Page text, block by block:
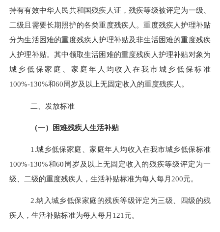
持有有效中华人民共和国残疾人证，残疾等级被评定为一级、
二级且需要长期照护的各类重度残疾人。重度残疾人护理补贴
分为生活困难的重度残疾人护理补贴及非生活困难的重度残疾
人护理补贴。其中领取生活困难的重度残疾人护理补贴对象为
城乡低保家庭、家庭年人均收入在我市城乡低保标准
100%-130%和60周岁及以上无固定收入的重度残疾人。
二、发放标准
（一）困难残疾人生活补贴
1.城乡低保家庭、家庭年人均收入在我市城乡低保标准
100%-130%和60周岁及以上无固定收入的残疾等级评定为一
级、二级的重度残疾人，生活补贴标准为每人每月200元。
2.纳入城乡低保家庭的残疾等级评定为三级、四级的残
疾人，生活补贴标准为每人每月121元。